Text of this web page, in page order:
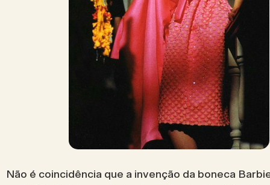
Não é coincidência que a invenção da boneca